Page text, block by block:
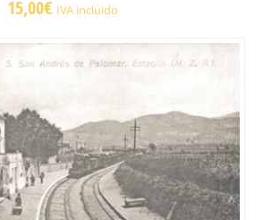
15,00€ IVA incluido